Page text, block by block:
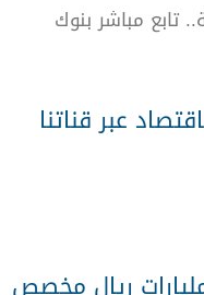
تابع مباشر بنوك
عبر قناتنا
المواطن": إيداع 3 مليارات ريال مخصص